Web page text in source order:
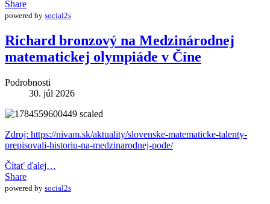
Share
powered by social2s
Richard bronzový na Medzinárodnej
matematickej olympiáde v Číne
Podrobnosti
30. júl 2026
Zdroj: https://nivam.sk/aktuality/slovenske-matematicke-talenty-
prepisovali-historiu-na-medzinarodnej-pode/
Čítať ďalej…
Share
powered by social2s